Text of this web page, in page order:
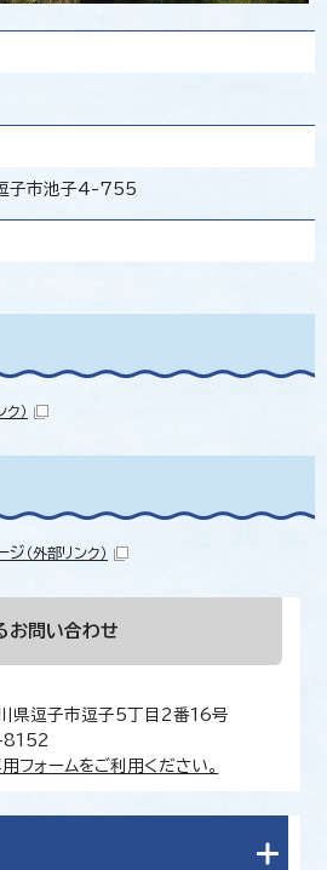
子市池子4-755
ク）
ジ （外部リンク）
お問い合わせ
逗子市逗子5丁目2番16号
8152
フォームをご利用ください。